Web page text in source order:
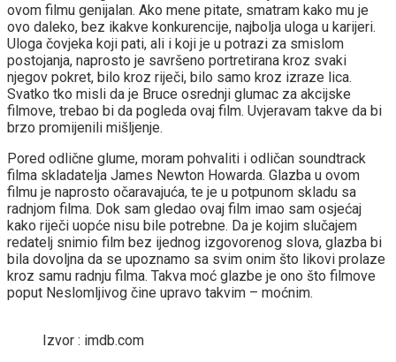
ovom filmu genijalan. Ako mene pitate, smatram kako mu je
ovo daleko, bez ikakve konkurencije, najbolja uloga u karijeri.
Uloga čovjeka koji pati, ali i koji je u potrazi za smislom
postojanja, naprosto je savršeno portretirana kroz svaki
njegov pokret, bilo kroz riječi, bilo samo kroz izraze lica.
Svatko tko misli da je Bruce osrednji glumac za akcijske
filmove, trebao bi da pogleda ovaj film. Uvjeravam takve da bi
brzo promijenili mišljenje.
Pored odlične glume, moram pohvaliti i odličan soundtrack
filma skladatelja James Newton Howarda. Glazba u ovom
filmu je naprosto očaravajuća, te je u potpunom skladu sa
radnjom filma. Dok sam gledao ovaj film imao sam osjećaj
kako riječi uopće nisu bile potrebne. Da je kojim slučajem
redatelj snimio film bez ijednog izgovorenog slova, glazba bi
bila dovoljna da se upoznamo sa svim onim što likovi prolaze
kroz samu radnju filma. Takva moć glazbe je ono što filmove
poput Neslomljivog čine upravo takvim – moćnim.
Izvor : imdb.com